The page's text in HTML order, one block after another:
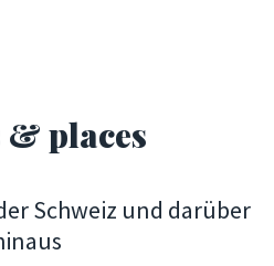
places
Schweiz und darüber